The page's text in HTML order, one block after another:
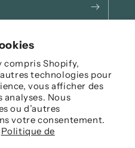
compris Shopify,
technologies pour
vous afficher des
Nous
ou d’autres
votre consentement.
Politique de
Instagram